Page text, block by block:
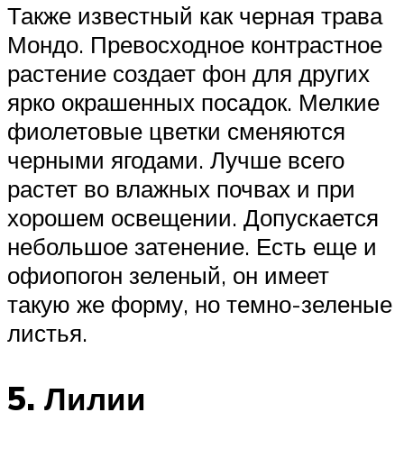
Также известный как черная трава
Мондо. Превосходное контрастное
растение создает фон для других
ярко окрашенных посадок. Мелкие
фиолетовые цветки сменяются
черными ягодами. Лучше всего
растет во влажных почвах и при
хорошем освещении. Допускается
небольшое затенение. Есть еще и
офиопогон зеленый, он имеет
такую же форму, но темно-зеленые
листья.
5. Лилии